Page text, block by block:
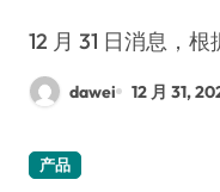
12 月 31 日消息，
dawei 12 月 31,
产品